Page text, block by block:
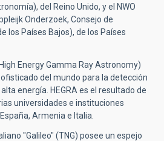
del Reino Unido, y el NWO
Onderzoek, Consejo de
los Países Bajos), de los Países
Energy Gamma Ray Astronomy)
del mundo para la detección
energía. HEGRA es el resultado de
universidades e instituciones
Armenia e Italia.
"Galileo" (TNG) posee un espejo